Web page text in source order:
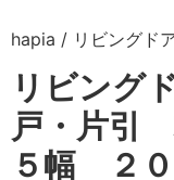
hapia / リビングド
リビング
戸・片
５幅 ２